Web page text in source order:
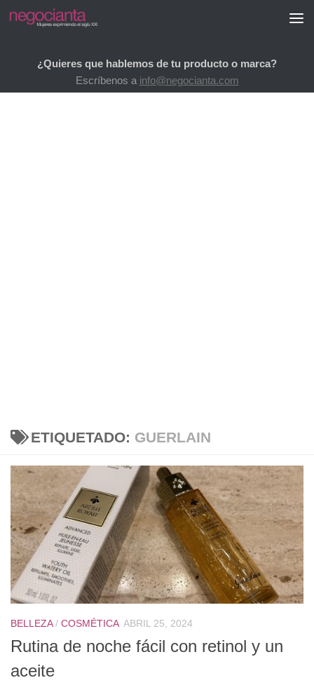
Saltar al contenido
¿Quieres que hablemos de tu producto o marca?
Escríbenos a info@negocianta.com
ETIQUETADO: GUERLAIN
BELLEZA/ COSMÉTICA ABRIL 25, 2024
Rutina de noche fácil con retinol y un
aceite